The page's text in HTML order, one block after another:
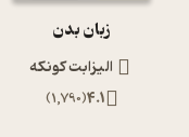
زبان بدن
الیزابت کونکه
4.1
(
1,790
)